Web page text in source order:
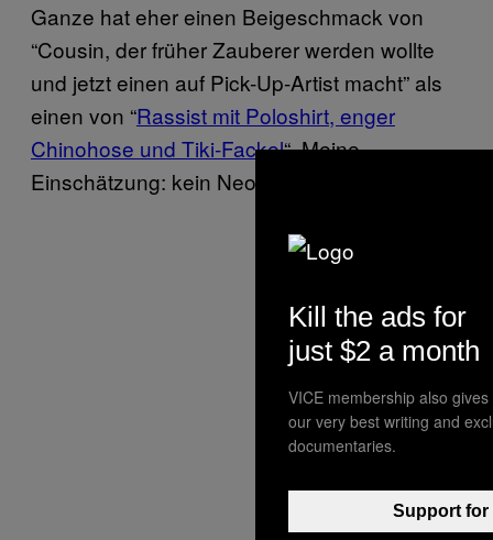
Ganze hat eher einen Beigeschmack von
“Cousin, der früher Zauberer werden wollte
und jetzt einen auf Pick-Up-Artist macht” als
einen von “Rassist mit Poloshirt, enger
Chinohose und Tiki-Fackel“. Meine
Einschätzung: kein Neonazi.
Kill the ads for
just $2 a month
VICE membership also
our very best writing and
documentaries.
Support for